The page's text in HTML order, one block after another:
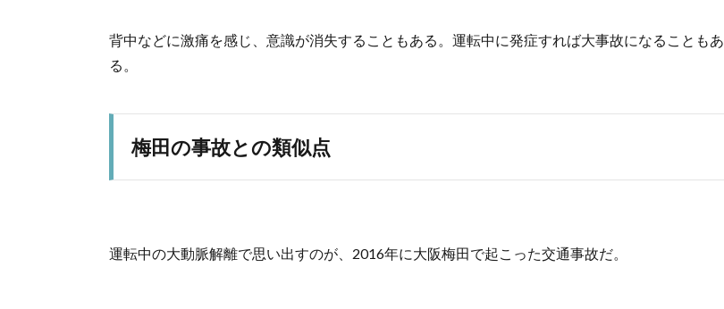
背中などに激痛を感じ、意識が消失することもある。運転中に発症すれば大事故になることもあ
る。
梅田の事故との類似点
運転中の大動脈解離で思い出すのが、2016年に大阪梅田で起こった交通事故だ。